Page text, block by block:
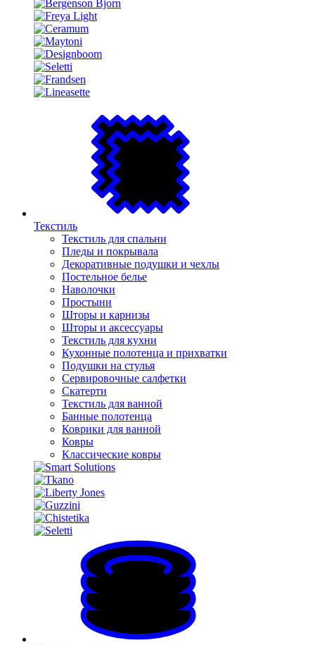
Текстиль
Текстиль для спальни
Пледы и покрывала
Декоративные подушки и чехлы
Постельное белье
Наволочки
Простыни
Шторы и карнизы
Шторы и аксессуары
Текстиль для кухни
Кухонные полотенца и прихватки
Подушки на стулья
Сервировочные салфетки
Скатерти
Текстиль для ванной
Банные полотенца
Коврики для ванной
Ковры
Классические ковры